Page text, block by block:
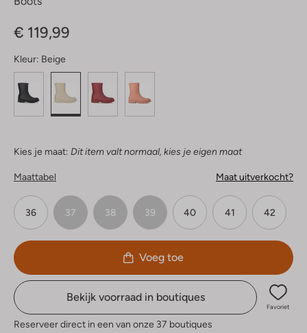
€ 119,99
Kleur: Beige
Kies je maat: Dit item valt normaal, kies je eigen maat
Maattabel Maat uitverkocht?
36 37 38 39 40 41 42
Voeg toe
Bekijk voorraad in boutiques
Favoriet
Reserveer direct in een van onze 37 boutiques